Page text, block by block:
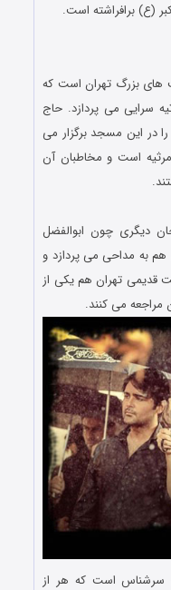
(ع) برافراشته است.
بزرگ تهران است که
سرایی می پردازد. حاج
این مسجد برگزار می
است و مخاطبان آن
دیگری چون ابوالفضل
به مداحی می پردازد و
قدیمی تهران هم یکی از
می کنند.
سرشناس است که هر از